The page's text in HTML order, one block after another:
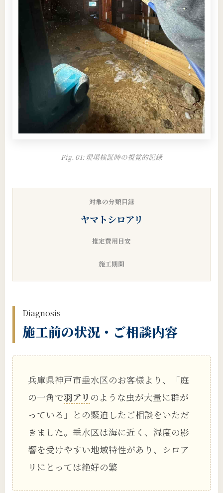
Fig. 01: 現場検証時の視覚的記録
対象の分類目録
ヤマトシロアリ
推定費用目安
施工期間
Diagnosis
施工前の状況・ご相談内容
兵庫県神戸市垂水区のお客様より、「庭
の一角で羽アリ のような虫が大量に群が
っている」との緊迫したご相談をいただ
きました。垂水区は海に近く、湿度の影
響を受けやすい地域特性があり、シロア
リにとっては絶好の繁